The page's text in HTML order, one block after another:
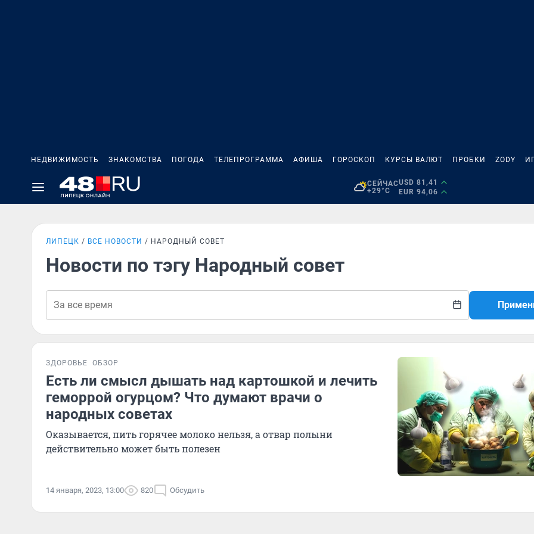
НЕДВИЖИМОСТЬ ЗНАКОМСТВА ПОГОДА ТЕЛЕПРОГРАММА АФИША ГОРОСКОП КУРСЫ ВАЛЮТ ПРОБКИ ZODY
СЕЙЧАС
+29°C
USD 81,41
EUR 94,06
ЛИПЕЦК ВСЕ НОВОСТИ НАРОДНЫЙ СОВЕТ
Новости по тэгу Народный совет
ЗДОРОВЬЕ ОБЗОР
Есть ли смысл дышать над картошкой и лечить
геморрой огурцом? Что думают врачи о
народных советах
Оказывается, пить горячее молоко нельзя, а отвар полыни
действительно может быть полезен
14 января, 2023, 13:00 820 Обсудить